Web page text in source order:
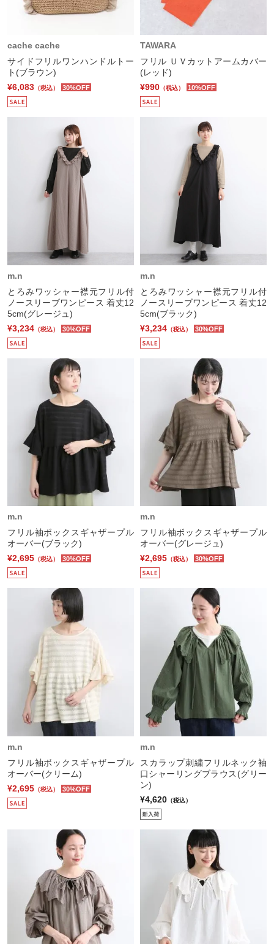
cache cache
サイドフリルワンハンドルトー
ト(ブラウン)
¥6,083 （税込） 30%OFF
TAWARA
フリル ＵＶカットアームカバー
(レッド)
¥990 （税込） 10%OFF
m.n
とろみワッシャー襟元フリル付
ノースリーブワンピース 着丈12
5cm(グレージュ)
¥3,234 （税込） 30%OFF
m.n
とろみワッシャー襟元フリル付
ノースリーブワンピース 着丈12
5cm(ブラック)
¥3,234 （税込） 30%OFF
m.n
フリル袖ボックスギャザープル
オーバー(ブラック)
¥2,695 （税込） 30%OFF
m.n
フリル袖ボックスギャザープル
オーバー(グレージュ)
¥2,695 （税込） 30%OFF
m.n
フリル袖ボックスギャザープル
オーバー(クリーム)
¥2,695 （税込） 30%OFF
m.n
スカラップ刺繍フリルネック袖
口シャーリングブラウス(グリー
ン)
¥4,620 （税込）